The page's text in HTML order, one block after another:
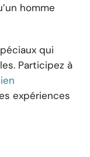
homme
qui
Participez à
expériences